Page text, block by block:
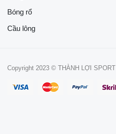
Bóng rổ
Cầu lông
Copyright 2023 © THÀNH LỢI SPORT